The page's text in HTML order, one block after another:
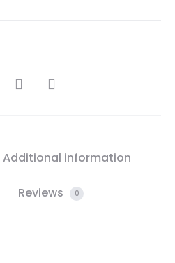
Additional information
Reviews 0